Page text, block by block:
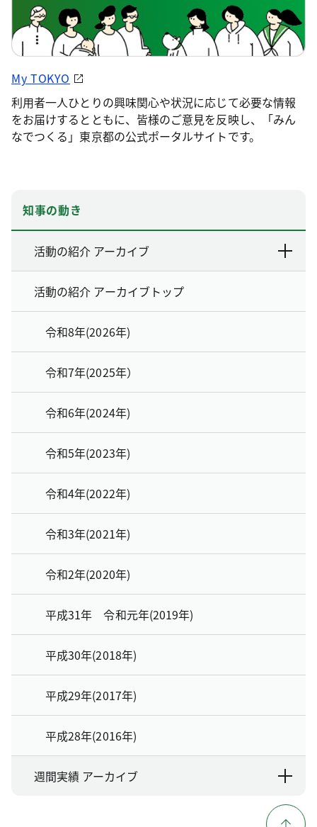
My TOKYO
利用者一人ひとりの興味関心や状況に応じて必要な情報
をお届けするとともに、皆様のご意見を反映し、「みん
なでつくる」東京都の公式ポータルサイトです。
知事の動き
活動の紹介 アーカイブ
活動の紹介 アーカイブトップ
令和8年(2026年)
令和7年(2025年）
令和6年(2024年)
令和5年(2023年)
令和4年(2022年)
令和3年(2021年)
令和2年(2020年)
平成31年 令和元年(2019年)
平成30年(2018年)
平成29年(2017年)
平成28年(2016年)
週間実績 アーカイブ